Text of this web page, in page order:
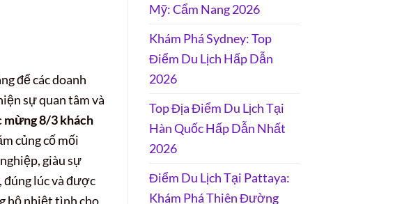
để các doanh
sự quan tâm và
mừng 8/3 khách
củng cố mối
giàu sự
lúc và được
hộ nhiệt tình cho
Mỹ: Cẩm Nang 2026
Khám Phá Sydney: Top
Điểm Du Lịch Hấp Dẫn
2026
Top Địa Điểm Du Lịch Tại
Hàn Quốc Hấp Dẫn Nhất
2026
Điểm Du Lịch Tại Pattaya:
Khám Phá Thiên Đường